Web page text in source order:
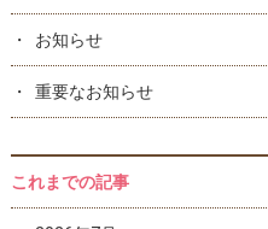
お知らせ
重要なお知らせ
これまでの記事